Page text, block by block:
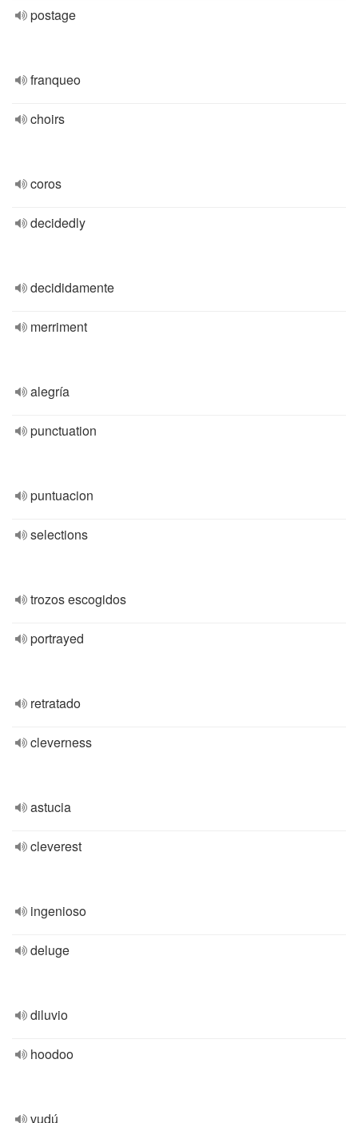
postage
franqueo
choirs
coros
decidedly
decididamente
merriment
alegría
punctuation
puntuacion
selections
trozos escogidos
portrayed
retratado
cleverness
astucia
cleverest
ingenioso
deluge
diluvio
hoodoo
vudú